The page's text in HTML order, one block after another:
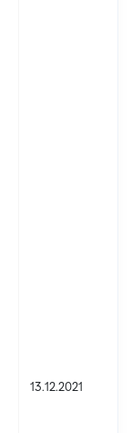
13.12.2021